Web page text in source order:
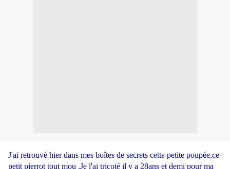
J'ai retrouvé hier dans mes boîtes de secrets cette petite poupée,ce
petit pierrot tout mou .Je l'ai tricoté il y a 28ans et demi pour ma